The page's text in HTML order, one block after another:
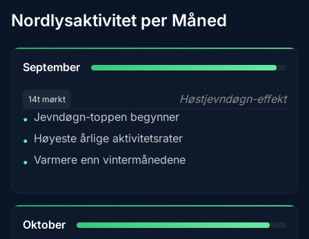
Nordlysaktivitet per Måned
September
14t mørkt
Høstjevndøgn-effekt
• Jevndøgn-toppen begynner
• Høyeste årlige aktivitetsrater
• Varmere enn vintermånedene
Oktober